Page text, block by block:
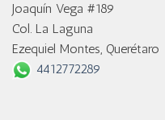
Joaquín Vega #189
Col. La Laguna
Ezequiel Montes, Querétaro
4412772289